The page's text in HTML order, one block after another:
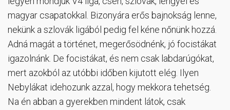
magyar csapatokkal. Bizonyára erős bajnokság lenne,
nekünk a szlovák ligából pedig fel kéne nőnünk hozzá.
Adná magát a történet, megerősödnénk, jó focistákat
igazolnánk. De focistákat, és nem csak labdarúgókat,
mert azokból az utóbbi időben kijutott elég. Ilyen
Nebylákat idehozunk azzal, hogy mekkora tehetség.
Na én abban a gyerekben mindent látok, csak